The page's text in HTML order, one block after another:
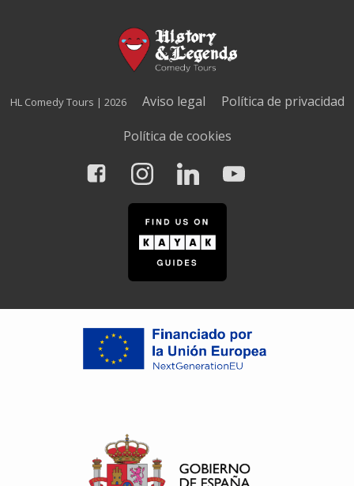
HL Comedy Tours | 2026 Aviso legal
Política de privacidad
Política de cookies